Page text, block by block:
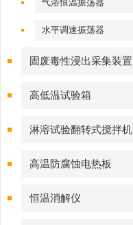
气浴恒温振荡器
水平调速振荡器
固废毒性浸出采集装置
高低温试验箱
淋溶试验翻转式搅拌机
高温防腐蚀电热板
恒温消解仪